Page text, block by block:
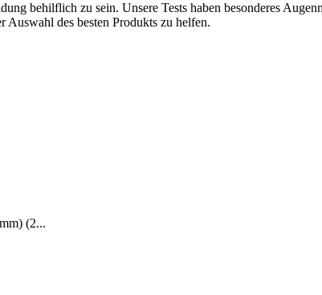
behilflich zu sein. Unsere Tests haben besonderes
Auswahl des besten Produkts zu helfen.
(2...